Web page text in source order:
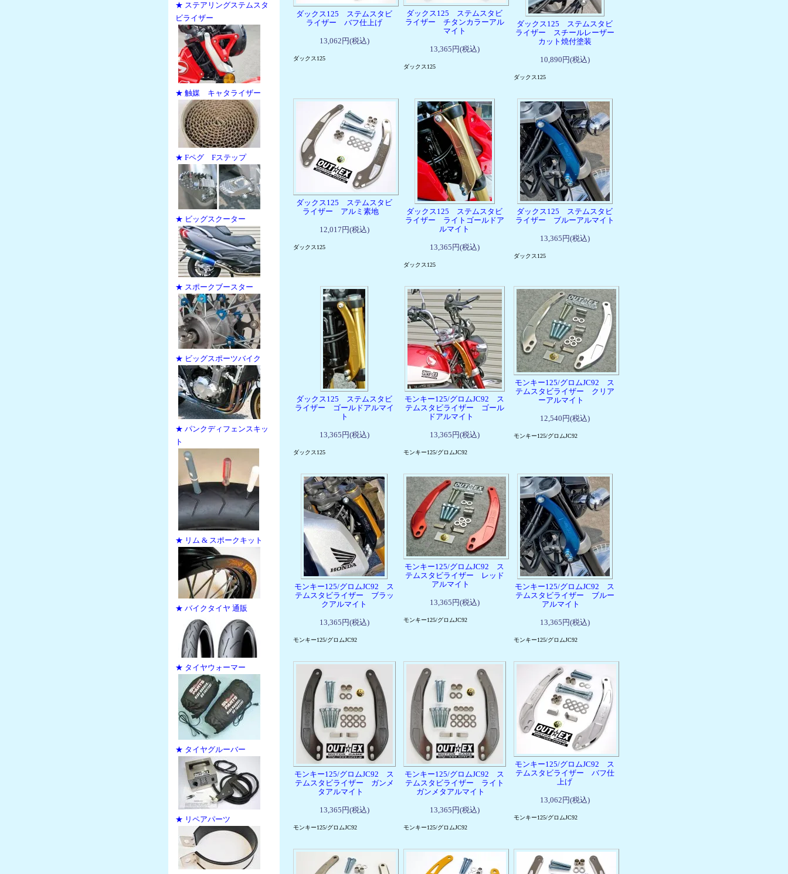
★ ステアリングステムスタ
ビライザー
★ 触媒 キャタライザー
★ Fペグ Fステップ
★ ビッグスクーター
★ スポークブースター
★ ビッグスポーツバイク
★ パンクディフェンスキッ
ト
★ リム & スポークキット
★ バイクタイヤ 通販
★ タイヤウォーマー
★ タイヤグルーバー
★ リペアパーツ
ダックス125 ステムスタビ
ライザー バフ仕上げ
13,062円(税込)
ダックス125
ダックス125 ステムスタビ
ライザー チタンカラーアル
マイト
13,365円(税込)
ダックス125
ダックス125 ステムスタビ
ライザー スチールレーザー
カット焼付塗装
10,890円(税込)
ダックス125
ダックス125 ステムスタビ
ライザー アルミ素地
12,017円(税込)
ダックス125
ダックス125 ステムスタビ
ライザー ライトゴールドア
ルマイト
13,365円(税込)
ダックス125
ダックス125 ステムスタビ
ライザー ブルーアルマイト
13,365円(税込)
ダックス125
ダックス125 ステムスタビ
ライザー ゴールドアルマイ
ト
13,365円(税込)
ダックス125
モンキー125/グロムJC92 ス
テムスタビライザー ゴール
ドアルマイト
13,365円(税込)
モンキー125/グロムJC92
モンキー125/グロムJC92 ス
テムスタビライザー クリア
ーアルマイト
12,540円(税込)
モンキー125/グロムJC92
モンキー125/グロムJC92 ス
テムスタビライザー ブラッ
クアルマイト
13,365円(税込)
モンキー125/グロムJC92
モンキー125/グロムJC92 ス
テムスタビライザー レッド
アルマイト
13,365円(税込)
モンキー125/グロムJC92
モンキー125/グロムJC92 ス
テムスタビライザー ブルー
アルマイト
13,365円(税込)
モンキー125/グロムJC92
モンキー125/グロムJC92 ス
テムスタビライザー ガンメ
タアルマイト
13,365円(税込)
モンキー125/グロムJC92
モンキー125/グロムJC92 ス
テムスタビライザー ライト
ガンメタアルマイト
13,365円(税込)
モンキー125/グロムJC92
モンキー125/グロムJC92 ス
テムスタビライザー バフ仕
上げ
13,062円(税込)
モンキー125/グロムJC92